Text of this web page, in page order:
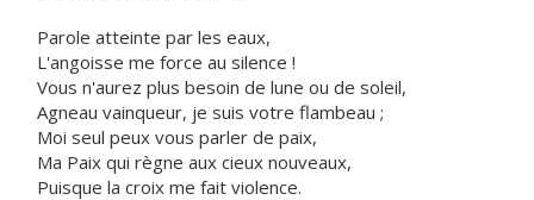
Parole atteinte par les eaux,
L'angoisse me force au silence !
Vous n'aurez plus besoin de lune ou de soleil,
Agneau vainqueur, je suis votre flambeau ;
Moi seul peux vous parler de paix,
Ma Paix qui règne aux cieux nouveaux,
Puisque la croix me fait violence.